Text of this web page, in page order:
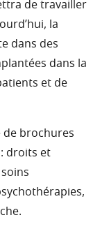
de travailler
la
dans des
dans la
et de
de brochures
droits et